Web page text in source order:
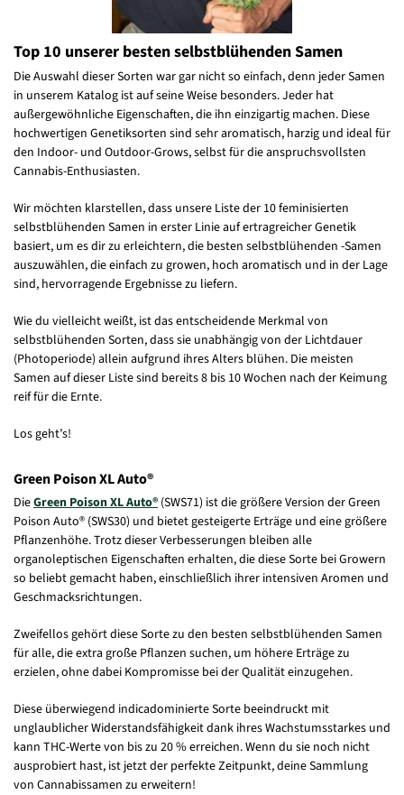
Top 10 unserer besten selbstblühenden Samen
Die Auswahl dieser Sorten war gar nicht so einfach, denn jeder Samen
in unserem Katalog ist auf seine Weise besonders. Jeder hat
außergewöhnliche Eigenschaften, die ihn einzigartig machen. Diese
hochwertigen Genetiksorten sind sehr aromatisch, harzig und ideal für
den Indoor- und Outdoor-Grows, selbst für die anspruchsvollsten
Cannabis-Enthusiasten.
Wir möchten klarstellen, dass unsere Liste der 10 feminisierten
selbstblühenden Samen in erster Linie auf ertragreicher Genetik
basiert, um es dir zu erleichtern, die besten selbstblühenden -Samen
auszuwählen, die einfach zu growen, hoch aromatisch und in der Lage
sind, hervorragende Ergebnisse zu liefern.
Wie du vielleicht weißt, ist das entscheidende Merkmal von
selbstblühenden Sorten, dass sie unabhängig von der Lichtdauer
(Photoperiode) allein aufgrund ihres Alters blühen. Die meisten
Samen auf dieser Liste sind bereits 8 bis 10 Wochen nach der Keimung
reif für die Ernte.
Los geht’s!
Green Poison XL Auto®
DieGreen Poison XL Auto® (SWS71) ist die größere Version der Green
Poison Auto® (SWS30) und bietet gesteigerte Erträge und eine größere
Pflanzenhöhe. Trotz dieser Verbesserungen bleiben alle
organoleptischen Eigenschaften erhalten, die diese Sorte bei Growern
so beliebt gemacht haben, einschließlich ihrer intensiven Aromen und
Geschmacksrichtungen.
Zweifellos gehört diese Sorte zu den besten selbstblühenden Samen
für alle, die extra große Pflanzen suchen, um höhere Erträge zu
erzielen, ohne dabei Kompromisse bei der Qualität einzugehen.
Diese überwiegend indicadominierte Sorte beeindruckt mit
unglaublicher Widerstandsfähigkeit dank ihres Wachstumsstarkes und
kann THC-Werte von bis zu 20 % erreichen. Wenn du sie noch nicht
ausprobiert hast, ist jetzt der perfekte Zeitpunkt, deine Sammlung
von Cannabissamen zu erweitern!